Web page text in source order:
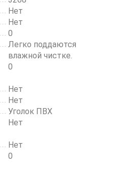
Нет
Нет
0
Легко поддаются
влажной чистке.
0
Нет
Нет
Уголок ПВХ
Нет
Нет
0